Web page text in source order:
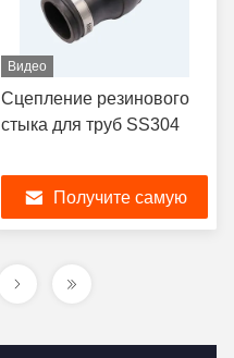
Видео
Сцепление резинового
стыка для труб SS304
Получите самую